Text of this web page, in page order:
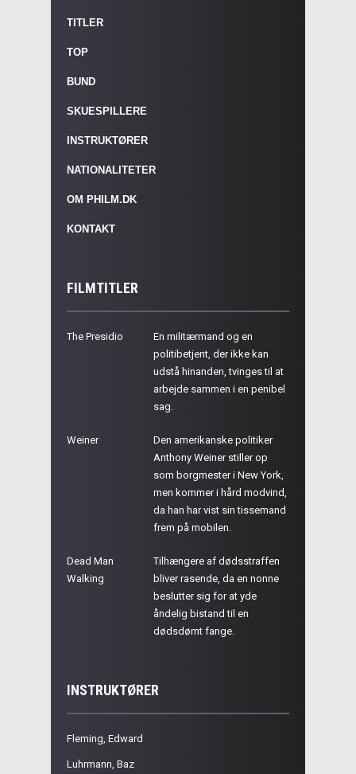
TITLER
TOP
BUND
SKUESPILLERE
INSTRUKTØRER
NATIONALITETER
OM PHILM.DK
KONTAKT
FILMTITLER
The Presidio
En militærmand og en
politibetjent, der ikke kan
udstå hinanden, tvinges til at
arbejde sammen i en penibel
sag.
Weiner
Den amerikanske politiker
Anthony Weiner stiller op
som borgmester i New York,
men kommer i hård modvind,
da han har vist sin tissemand
frem på mobilen.
Dead Man
Walking
Tilhængere af dødsstraffen
bliver rasende, da en nonne
beslutter sig for at yde
åndelig bistand til en
dødsdømt fange.
INSTRUKTØRER
Fleming, Edward
Luhrmann, Baz